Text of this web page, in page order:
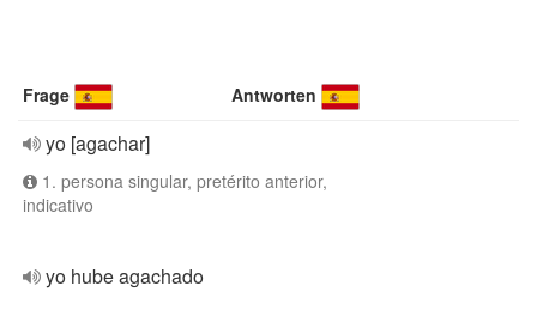
Frage Antworten
yo [agachar]
1. persona singular, pretérito anterior,
indicativo
yo hube agachado